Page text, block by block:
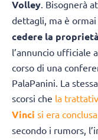
Volley. Bisognerà
dettagli, ma è
cedere la
l’annuncio ufficiale
corso di una
PalaPanini. La
scorsi che la
Vinci si era
secondo i rumors,